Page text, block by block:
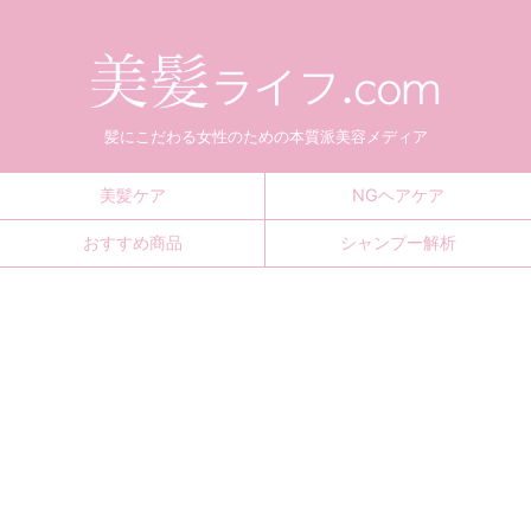
髪にこだわる女性のための本質派美容メディア
美髪ケア NGヘアケア
おすすめ商品 シャンプー解析